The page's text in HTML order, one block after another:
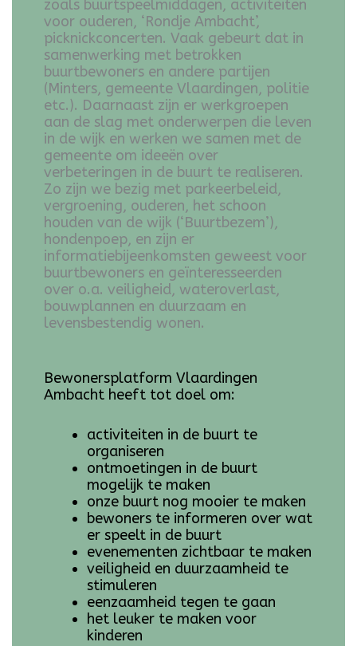
zoals buurtspeelmiddagen, activiteiten
voor ouderen, ‘Rondje Ambacht’,
picknickconcerten. Vaak gebeurt dat in
samenwerking met betrokken
buurtbewoners en andere partijen
(Minters, gemeente Vlaardingen, politie
etc.). Daarnaast zijn er werkgroepen
aan de slag met onderwerpen die leven
in de wijk en werken we samen met de
gemeente om ideeën over
verbeteringen in de buurt te realiseren.
Zo zijn we bezig met parkeerbeleid,
vergroening, ouderen, het schoon
houden van de wijk (‘Buurtbezem’),
hondenpoep, en zijn er
informatiebijeenkomsten geweest voor
buurtbewoners en geïnteresseerden
over o.a. veiligheid, wateroverlast,
bouwplannen en duurzaam en
levensbestendig wonen.
Bewonersplatform Vlaardingen
Ambacht heeft tot doel om:
activiteiten in de buurt te
organiseren
ontmoetingen in de buurt
mogelijk te maken
onze buurt nog mooier te maken
bewoners te informeren over wat
er speelt in de buurt
evenementen zichtbaar te maken
veiligheid en duurzaamheid te
stimuleren
eenzaamheid tegen te gaan
het leuker te maken voor
kinderen